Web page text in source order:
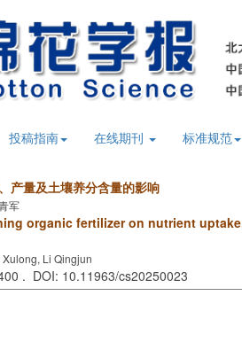
投稿指南 在线期刊 标准规范
产量及土壤养分含量的影响
军
organic fertilizer on nutrient
Xulong, Li Qingjun
. DOI: 10.11963/cs20250023